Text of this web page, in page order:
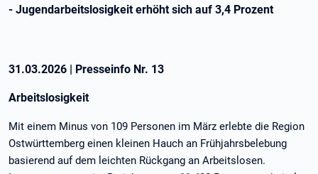
- Jugendarbeitslosigkeit erhöht sich auf 3,4 Prozent
31.03.2026 | Presseinfo Nr. 13
Arbeitslosigkeit
Mit einem Minus von 109 Personen im März erlebte die Region
Ostwürttemberg einen kleinen Hauch an Frühjahrsbelebung
basierend auf dem leichten Rückgang an Arbeitslosen.